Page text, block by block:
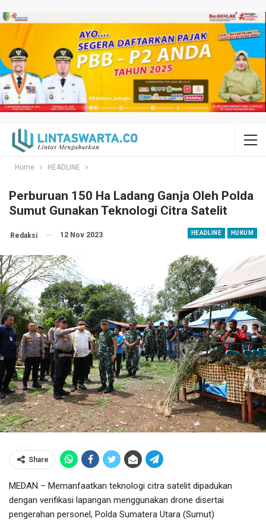
Home HEADLINE
Perburuan 150 Ha Ladang Ganja Oleh Polda
Sumut Gunakan Teknologi Citra Satelit
HEADLINE HUKUM
Redaksi 12 Nov 2023
Share
MEDAN – Memanfaatkan teknologi citra satelit dipadukan
dengan verifikasi lapangan menggunakan drone disertai
pengerahan personel, Polda Sumatera Utara (Sumut)